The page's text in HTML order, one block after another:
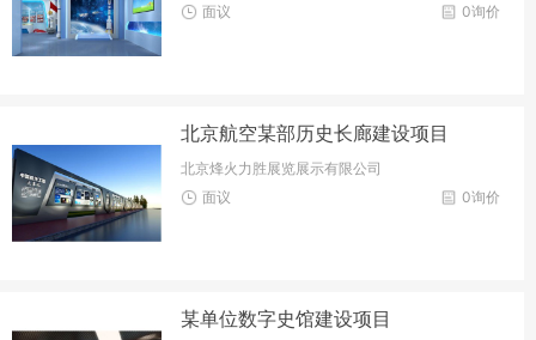
0询价
面议
北京航空某部历史长廊建设项目
北京烽火力胜展览展示有限公司
0询价
面议
某单位数字史馆建设项目